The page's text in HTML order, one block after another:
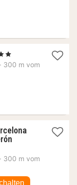
· 300 m vom
1
ab
· 300 m vom